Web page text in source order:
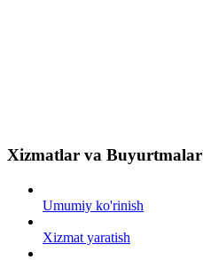
Xizmatlar va Buyurtmalar
Umumiy ko'rinish
Xizmat yaratish